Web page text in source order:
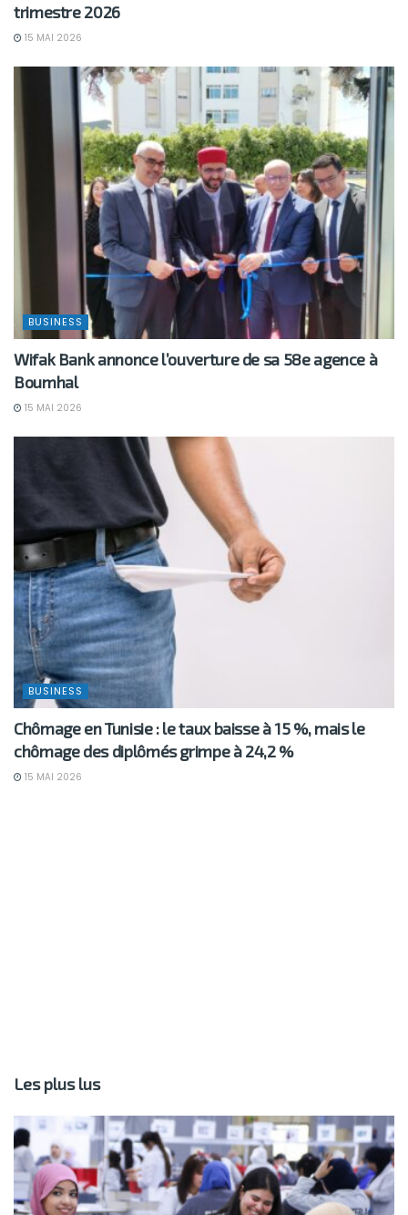
trimestre 2026
15 MAI 2026
BUSINESS
Wifak Bank annonce l’ouverture de sa 58e agence à
Boumhal
15 MAI 2026
BUSINESS
Chômage en Tunisie : le taux baisse à 15 %, mais le
chômage des diplômés grimpe à 24,2 %
15 MAI 2026
Les plus lus